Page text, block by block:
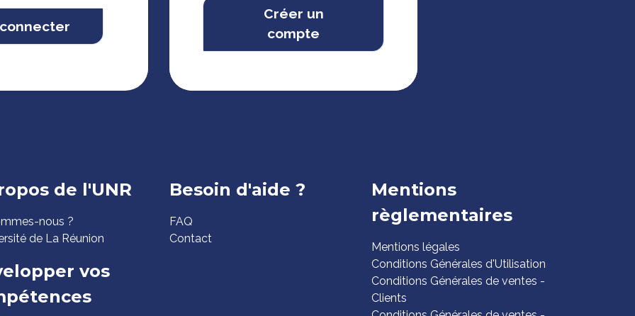
Créer un
compte
de l'UNR
nous ?
de La Réunion
vos
Besoin d'aide ?
FAQ
Contact
Mentions
règlementaires
Mentions légales
Conditions Générales d'Utilisation
Conditions Générales de ventes -
Clients